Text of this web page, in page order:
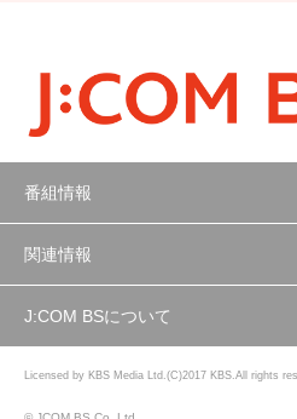
番組情報
関連情報
J:COM BSについて
Licensed by KBS Media Ltd.(C)2017 KBS.All rights